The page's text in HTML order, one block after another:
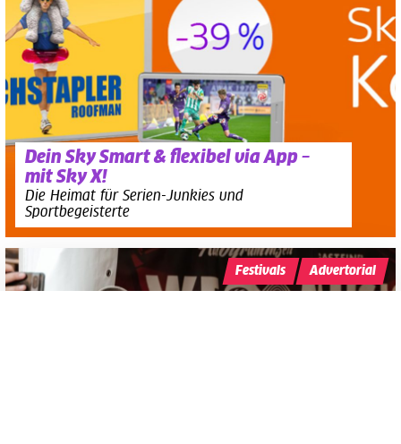
Dein Sky Smart & flexibel via App –
mit Sky X!
Die Heimat für Serien-Junkies und
Sportbegeisterte
Festivals Advertorial